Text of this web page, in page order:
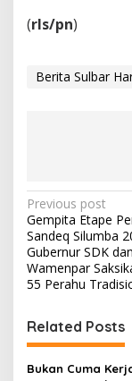
(rls/pn)
Berita Sulbar
P
o
s
t
a
v
Previous post
Gempita Etape
Sandeq Silumba
Gubernur SDK dan
Wamenpar
55 Perahu
Related Posts
Bukan Cuma